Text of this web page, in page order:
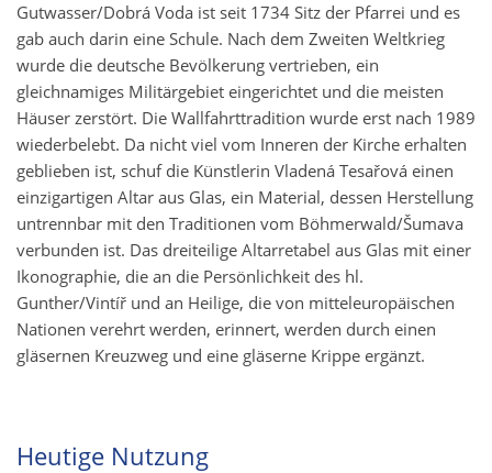
Gutwasser/Dobrá Voda ist seit 1734 Sitz der Pfarrei und es
gab auch darin eine Schule. Nach dem Zweiten Weltkrieg
wurde die deutsche Bevölkerung vertrieben, ein
gleichnamiges Militärgebiet eingerichtet und die meisten
Häuser zerstört. Die Wallfahrttradition wurde erst nach 1989
wiederbelebt. Da nicht viel vom Inneren der Kirche erhalten
geblieben ist, schuf die Künstlerin Vladená Tesařová einen
einzigartigen Altar aus Glas, ein Material, dessen Herstellung
untrennbar mit den Traditionen vom Böhmerwald/Šumava
verbunden ist. Das dreiteilige Altarretabel aus Glas mit einer
Ikonographie, die an die Persönlichkeit des hl.
Gunther/Vintíř und an Heilige, die von mitteleuropäischen
Nationen verehrt werden, erinnert, werden durch einen
gläsernen Kreuzweg und eine gläserne Krippe ergänzt.
Heutige Nutzung